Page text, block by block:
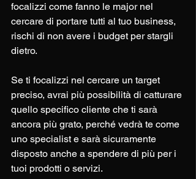
focalizzi come fanno le major nel
cercare di portare tutti al tuo business,
rischi di non avere i budget per stargli
dietro.
Se ti focalizzi nel cercare un target
preciso, avrai più possibilità di catturare
quello specifico cliente che ti sarà
ancora più grato, perché vedrà te come
uno specialist e sarà sicuramente
disposto anche a spendere di più per i
tuoi prodotti o servizi.